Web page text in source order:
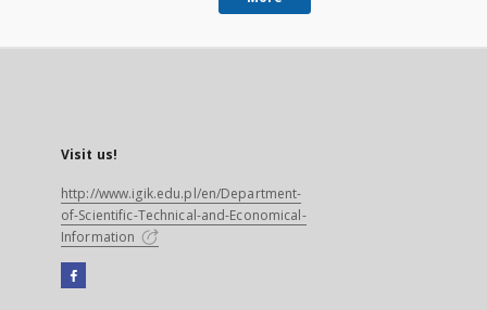
Visit us!
http://www.igik.edu.pl/en/Department-
of-Scientific-Technical-and-Economical-
Information
Facebook